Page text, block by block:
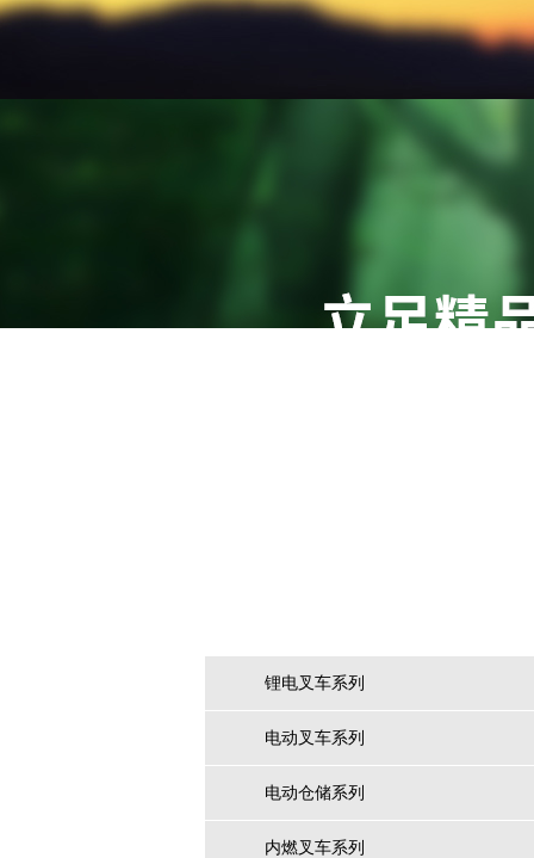
锂电叉车系列
电动叉车系列
电动仓储系列
内燃叉车系列